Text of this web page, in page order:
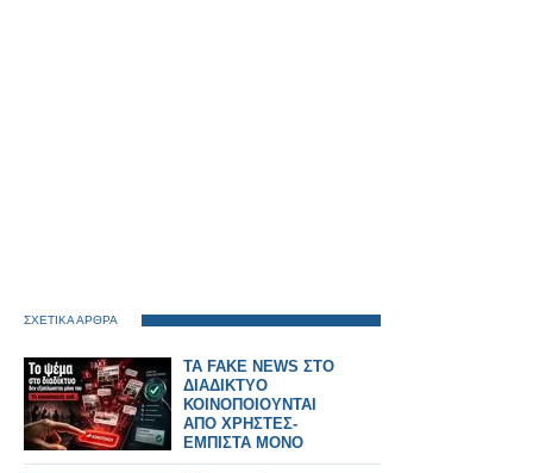
ΣΧΕΤΙΚΑ ΑΡΘΡΑ
TA FAKE NEWS ΣΤΟ
ΔΙΑΔΙΚΤΥΟ
ΚΟΙΝΟΠΟΙΟΥΝΤΑΙ
ΑΠΟ ΧΡΗΣΤΕΣ-
ΕΜΠΙΣΤΑ ΜΟΝΟ
ΑΞΙΟΠΙΣΤΑ SITE